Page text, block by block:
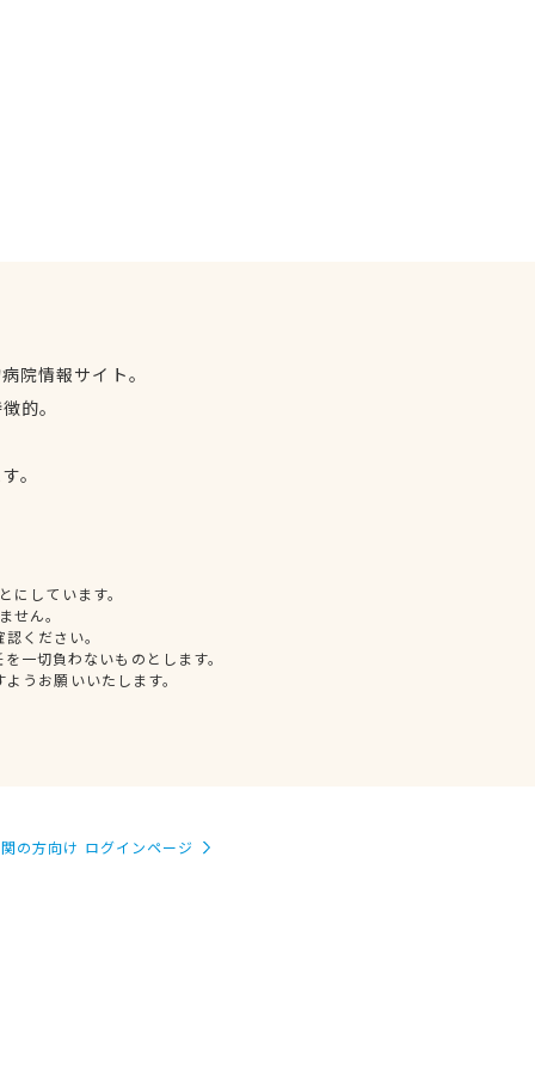
院情報サイト。
的。
。
しています。
せん。
ください。
一切負わないものとします。
うお願いいたします。
の方向け ログインページ